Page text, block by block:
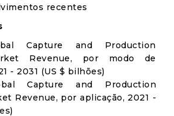
recentes
Capture and Production
Revenue, por modo de
- 2031 (US $ bilhões)
Capture and Production
Revenue, por aplicação, 2021 -